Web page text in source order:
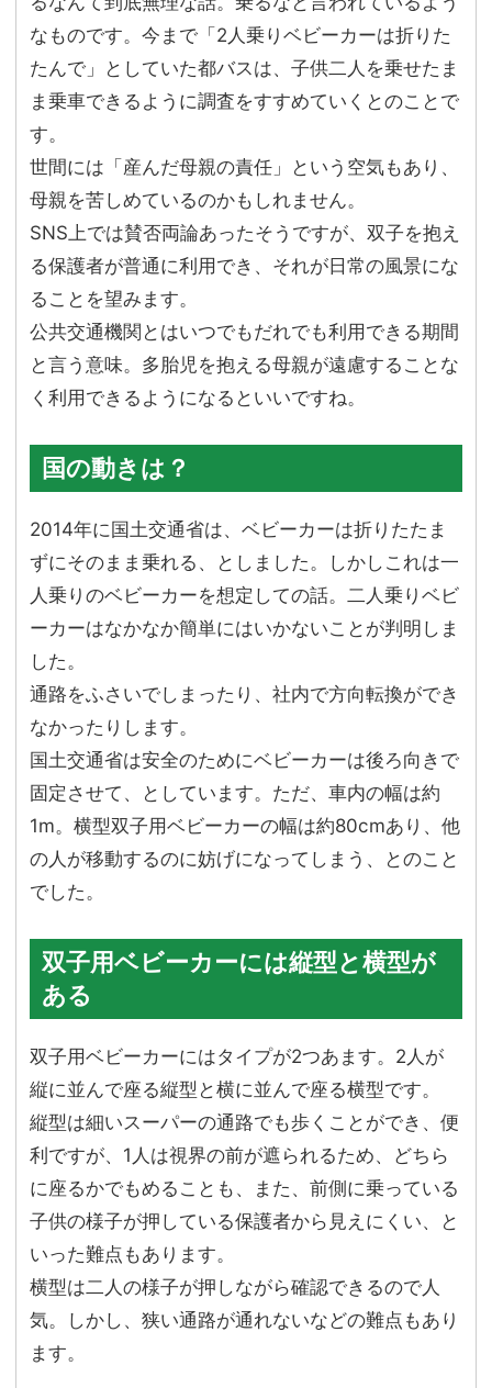
なものです。今まで「2人乗りベビーカーは折りた
たんで」としていた都バスは、子供二人を乗せたま
ま乗車できるように調査をすすめていくとのことで
す。
世間には「産んだ母親の責任」という空気もあり、
母親を苦しめているのかもしれません。
SNS上では賛否両論あったそうですが、双子を抱え
る保護者が普通に利用でき、それが日常の風景にな
ることを望みます。
公共交通機関とはいつでもだれでも利用できる期間
と言う意味。多胎児を抱える母親が遠慮することな
く利用できるようになるといいですね。
国の動きは？
2014年に国土交通省は、ベビーカーは折りたたま
ずにそのまま乗れる、としました。しかしこれは一
人乗りのベビーカーを想定しての話。二人乗りベビ
ーカーはなかなか簡単にはいかないことが判明しま
した。
通路をふさいでしまったり、社内で方向転換ができ
なかったりします。
国土交通省は安全のためにベビーカーは後ろ向きで
固定させて、としています。ただ、車内の幅は約
1m。横型双子用ベビーカーの幅は約80cmあり、他
の人が移動するのに妨げになってしまう、とのこと
でした。
双子用ベビーカーには縦型と横型が
ある
双子用ベビーカーにはタイプが2つあます。2人が
縦に並んで座る縦型と横に並んで座る横型です。
縦型は細いスーパーの通路でも歩くことができ、便
利ですが、1人は視界の前が遮られるため、どちら
に座るかでもめることも、また、前側に乗っている
子供の様子が押している保護者から見えにくい、と
いった難点もあります。
横型は二人の様子が押しながら確認できるので人
気。しかし、狭い通路が通れないなどの難点もあり
ます。